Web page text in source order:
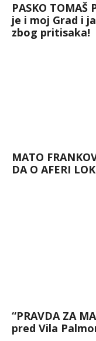
PASKO TOMAŠ
je i moj Grad i
zbog pritisaka!
MATO
DA O AFERI
“PRAVDA ZA
pred Vila